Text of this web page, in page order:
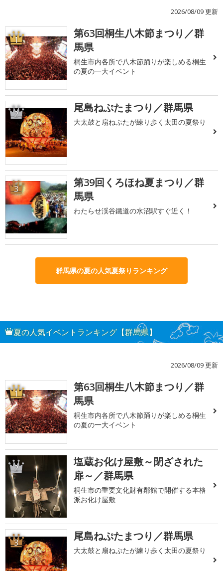
2026/08/09 更新
1
第63回桐生八木節まつり／群
馬県
桐生市内各所で八木節踊りが楽しめる桐生
の夏の一大イベント
2 尾島ねぷたまつり／群馬県
大太鼓と扇ねぷたが練り歩く太田の夏祭り
3
第39回くろほね夏まつり／群
馬県
わたらせ渓谷鐵道の水沼駅すぐ近く！
群馬県の夏の人気夏祭りランキング
夏の人気イベントランキング【群馬県】
2026/08/09 更新
1
第63回桐生八木節まつり／群
馬県
桐生市内各所で八木節踊りが楽しめる桐生
の夏の一大イベント
2
塩蔵お化け屋敷～閉ざされた
扉～／群馬県
桐生市の重要文化財有鄰館で開催する本格
派お化け屋敷
3 尾島ねぷたまつり／群馬県
大太鼓と扇ねぷたが練り歩く太田の夏祭り